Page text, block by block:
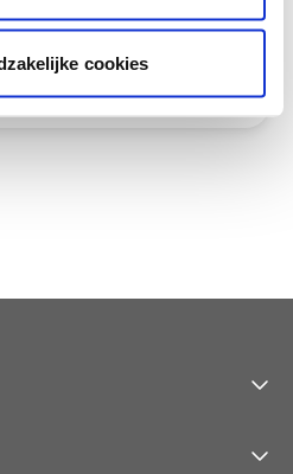
cookiescheck-up